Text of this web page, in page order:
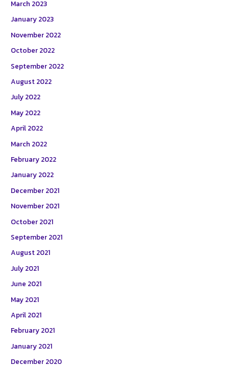
March 2023
January 2023
November 2022
October 2022
September 2022
August 2022
July 2022
May 2022
April 2022
March 2022
February 2022
January 2022
December 2021
November 2021
October 2021
September 2021
August 2021
July 2021
June 2021
May 2021
April 2021
February 2021
January 2021
December 2020